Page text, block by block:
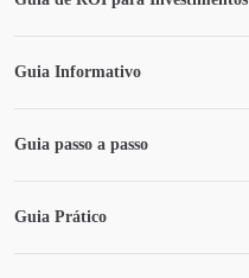
Guia Informativo
Guia passo a passo
Guia Prático